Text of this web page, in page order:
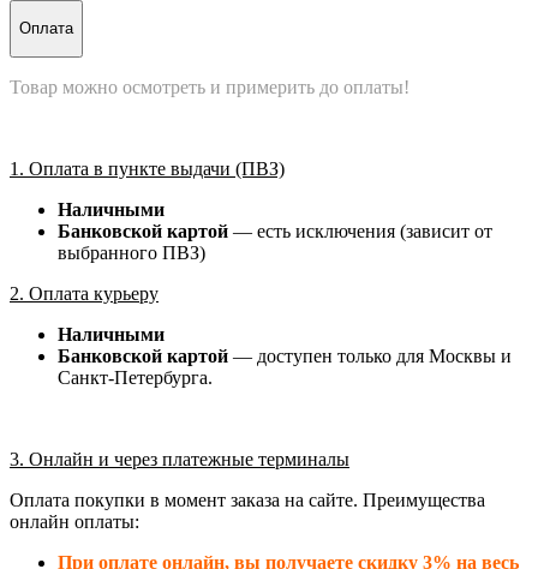
Оплата
Товар можно осмотреть и примерить до оплаты!
1. Оплата в пункте выдачи (ПВЗ)
Наличными
Банковской картой — есть исключения (зависит от
выбранного ПВЗ)
2. Оплата курьеру
Наличными
Банковской картой — доступен только для Москвы и
Санкт-Петербурга.
3. Онлайн и через платежные терминалы
Оплата покупки в момент заказа на сайте. Преимущества
онлайн оплаты:
При оплате онлайн, вы получаете скидку 3% на весь